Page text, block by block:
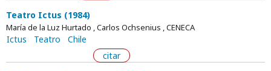
Teatro Ictus (1984)
María de la Luz Hurtado , Carlos Ochsenius , CENECA
Ictus Teatro
Chile
citar